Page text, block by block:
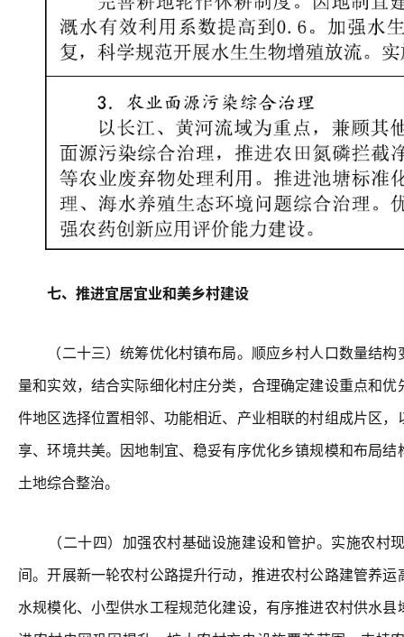
七、推进宜居宜业和美乡村建设
（二十三）统筹优化村镇布局。顺应乡村人口数量结构
量和实效，结合实际细化村庄分类，合理确定建设重点和
件地区选择位置相邻、功能相近、产业相联的村组成片区
享、环境共美。因地制宜、稳妥有序优化乡镇规模和布局
土地综合整治。
（二十四）加强农村基础设施建设和管护。实施农村
间。开展新一轮农村公路提升行动，推进农村公路建管养
水规模化、小型供水工程规范化建设，有序推进农村供水